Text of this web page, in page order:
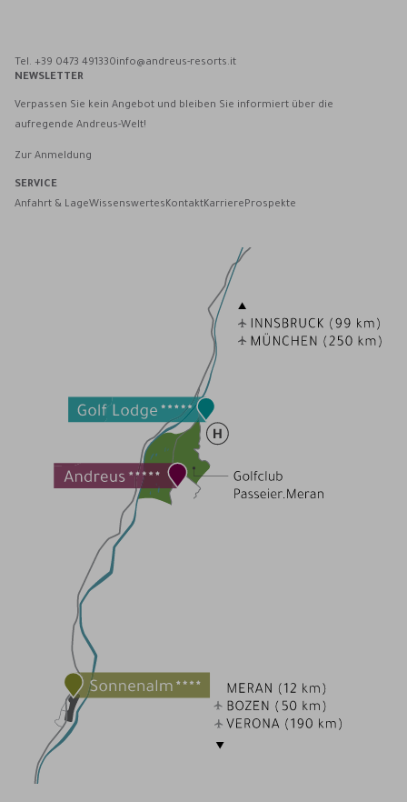
Tel. +39 0473 491330info@andreus-resorts.it
NEWSLETTER
Verpassen Sie kein Angebot und bleiben Sie informiert über die
aufregende Andreus-Welt!
Zur Anmeldung
SERVICE
Anfahrt & LageWissenswertesKontaktKarriereProspekte